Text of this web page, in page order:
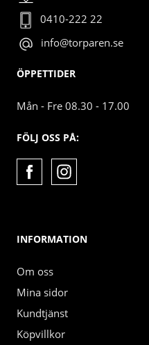
0410-222 22
info@torparen.se
ÖPPETTIDER
Mån - Fre 08.30 - 17.00
FÖLJ OSS PÅ:
INFORMATION
Om oss
Mina sidor
Kundtjänst
Köpvillkor